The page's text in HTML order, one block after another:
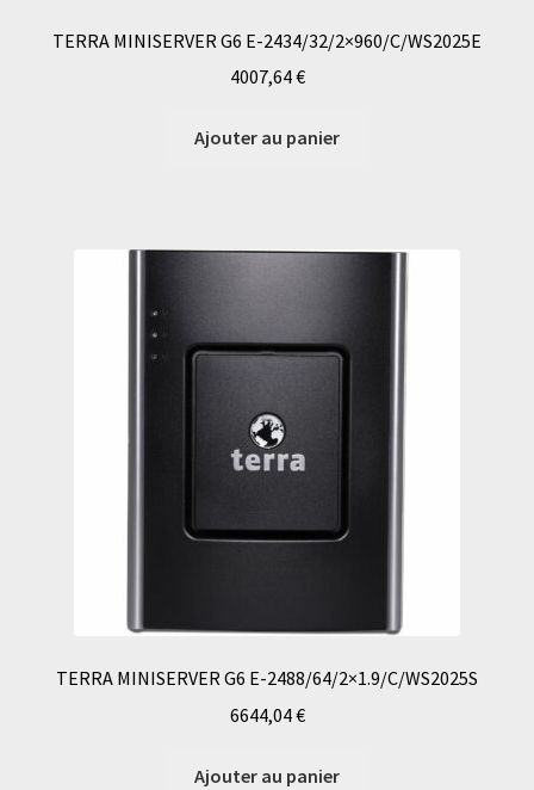
TERRA MINISERVER G6 E-2434/32/2×960/C/WS2025E
4007,64€
Ajouter au panier
TERRA MINISERVER G6 E-2488/64/2×1.9/C/WS2025S
6644,04€
Ajouter au panier